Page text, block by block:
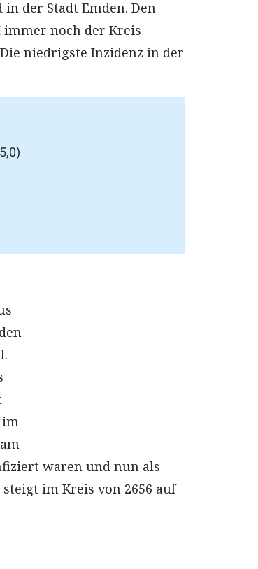
der Stadt Emden. Den
noch der Kreis
niedrigste Inzidenz in der
im
waren und nun als
im Kreis von 2656 auf